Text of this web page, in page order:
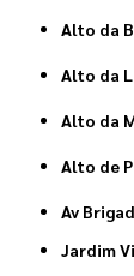
Alto da
Alto da
Alto da
Alto de
Av
Jardim